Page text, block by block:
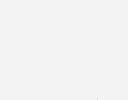
/ Niedrig-
wirklich